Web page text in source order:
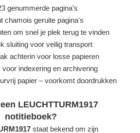
genummerde pagina’s
chamois geruite pagina's
om snel je plek terug te vinden
sluiting voor veilig transport
achterin voor losse papieren
voor indexering en archivering
papier – voorkomt doordrukken
LEUCHTTURM1917
notitieboek?
staat bekend om zijn